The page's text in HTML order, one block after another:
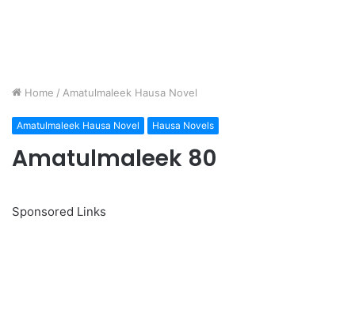
Home / Amatulmaleek Hausa Novel
Amatulmaleek Hausa Novel Hausa Novels
Amatulmaleek 80
Sponsored Links